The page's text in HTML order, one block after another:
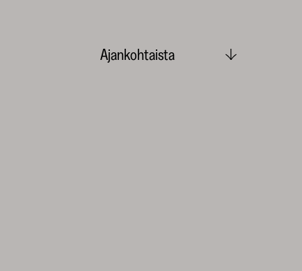
Ajankohtaista